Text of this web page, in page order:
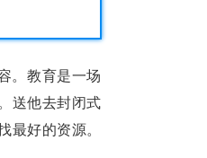
。教育是一场
送他去封闭式
好的资源。